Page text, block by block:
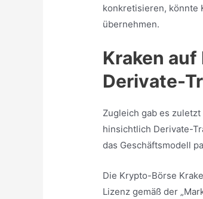
konkretisieren, könnte
übernehmen.
Kraken
Derivate-
Zugleich gab es
hinsichtlich Derivate-
das Geschäftsmodell
Die Krypto-Börse
Lizenz gemäß der